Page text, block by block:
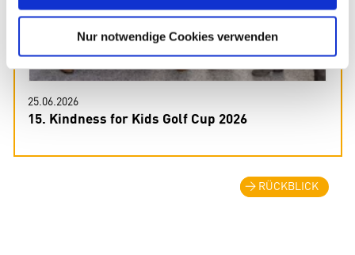
Nur notwendige Cookies verwenden
25.06.2026
15. Kindness for Kids Golf Cup 2026
RÜCKBLICK